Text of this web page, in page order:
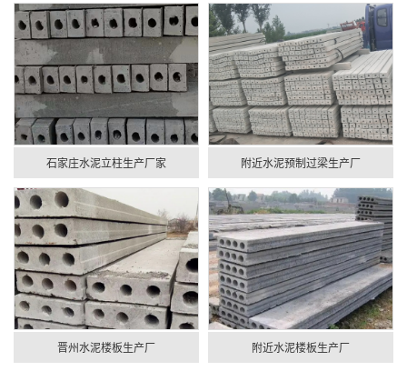
石家庄水泥立柱生产厂家 附近水泥预制过梁生产厂
晋州水泥楼板生产厂 附近水泥楼板生产厂